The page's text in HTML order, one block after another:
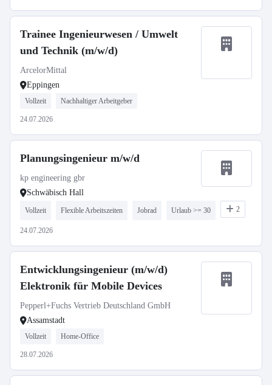
Trainee Ingenieurwesen / Umwelt
und Technik (m/w/d)
ArcelorMittal
Eppingen
Vollzeit Nachhaltiger Arbeitgeber
24.07.2026
Planungsingenieur m/w/d
kp engineering gbr
Schwäbisch Hall
Vollzeit Flexible Arbeitszeiten Jobrad Urlaub >= 30 2
24.07.2026
Entwicklungsingenieur (m/w/d)
Elektronik für Mobile Devices
Pepperl+Fuchs Vertrieb Deutschland GmbH
Assamstadt
Vollzeit Home-Office
28.07.2026